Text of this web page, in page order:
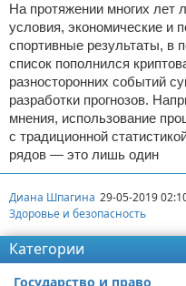
На протяжении многих лет
условия, экономические и
спортивные результаты, в
список пополнился
разносторонних событий
разработки прогнозов.
мнения, использование
с традиционной
рядов — это лишь один
Диана Шпагина 29-05-2019
Здоровье и безопасность
Категории
Государство и право